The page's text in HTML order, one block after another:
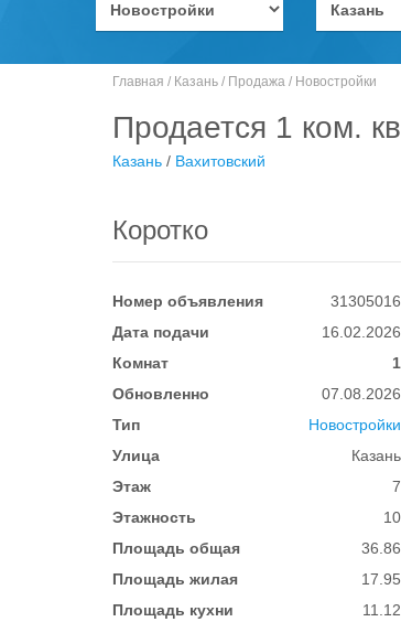
Главная / Казань / Продажа / Новостройки
Продается 1 ком.
Казань / Вахитовский
Коротко
Номер объявления
31305016
Дата подачи
16.02.2026
Комнат
1
Обновленно
07.08.2026
Тип
Новостройки
Улица
Казань
Этаж
7
Этажность
10
Площадь общая
36.86
Площадь жилая
17.95
Площадь кухни
11.12